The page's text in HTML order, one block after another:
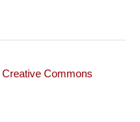
Creative Commons